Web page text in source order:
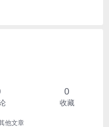
0
收藏
他文章